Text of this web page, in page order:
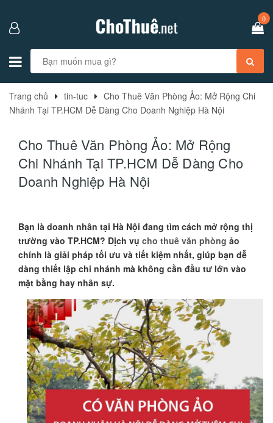
0
Trang chủ tin-tuc
Cho Thuê Văn Phòng Ảo: Mở Rộng Chi
Nhánh Tại TP.HCM Dễ Dàng Cho Doanh Nghiệp Hà Nội
Cho Thuê Văn Phòng Ảo: Mở Rộng
Chi Nhánh Tại TP.HCM Dễ Dàng Cho
Doanh Nghiệp Hà Nội
Bạn là doanh nhân tại Hà Nội đang tìm cách mở rộng thị
trường vào TP.HCM? Dịch vụ cho thuê văn phòng ảo
chính là giải pháp tối ưu và tiết kiệm nhất, giúp bạn dễ
dàng thiết lập chi nhánh mà không cần đầu tư lớn vào
mặt bằng hay nhân sự.